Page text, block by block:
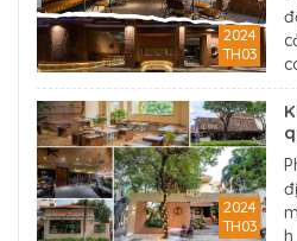
2024
TH03
2024
TH03
h....